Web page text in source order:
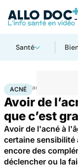
Santé
Accueil Santé
ACNÉ
Avoir de
que c’est
Avoir de l'acné à
certaine sensibilité
encore des
déclencher ou la